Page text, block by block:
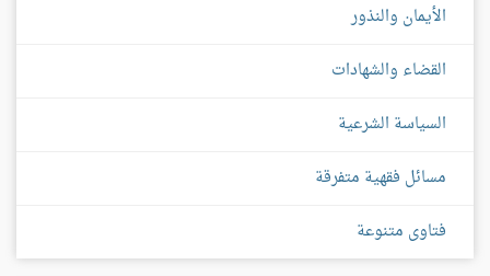
الأيمان والنذور
القضاء والشهادات
السياسة الشرعية
مسائل فقهية متفرقة
فتاوى متنوعة